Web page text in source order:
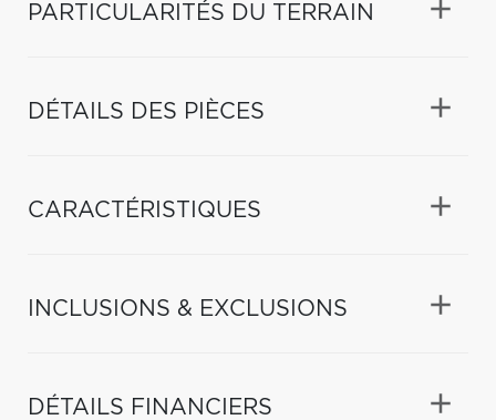
PARTICULARITÉS DU TERRAIN
DÉTAILS DES PIÈCES
CARACTÉRISTIQUES
INCLUSIONS & EXCLUSIONS
DÉTAILS FINANCIERS